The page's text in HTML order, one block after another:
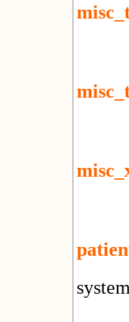
system